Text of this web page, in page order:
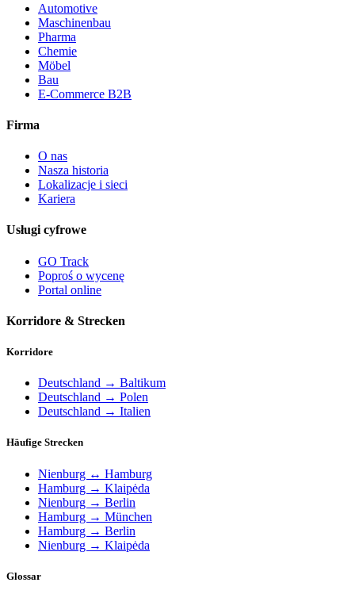
Automotive
Maschinenbau
Pharma
Chemie
Möbel
Bau
E-Commerce B2B
Firma
O nas
Nasza historia
Lokalizacje i sieci
Kariera
Usługi cyfrowe
GO Track
Poproś o wycenę
Portal online
Korridore & Strecken
Korridore
Deutschland → Baltikum
Deutschland → Polen
Deutschland → Italien
Häufige Strecken
Nienburg ↔ Hamburg
Hamburg → Klaipėda
Nienburg → Berlin
Hamburg → München
Hamburg → Berlin
Nienburg → Klaipėda
Glossar